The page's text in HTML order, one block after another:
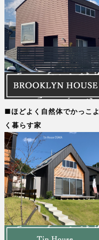
ほどよく自然体でかっこよ
く暮らす家